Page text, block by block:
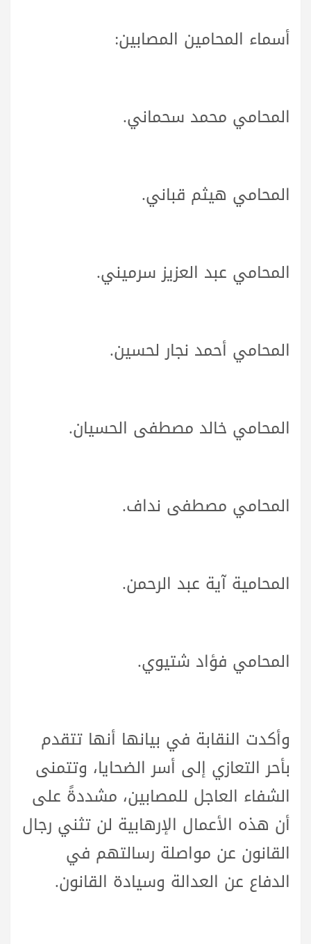
أسماء المحامين المصابين:
المحامي محمد سحماني.
المحامي هيثم قباني.
المحامي عبد العزيز سرميني.
المحامي أحمد نجار لحسين.
المحامي خالد مصطفى الحسيان.
المحامي مصطفى نداف.
المحامية آية عبد الرحمن.
المحامي فؤاد شتيوي.
وأكدت النقابة في بيانها أنها تتقدم
بأحر التعازي إلى أسر الضحايا، وتتمنى
الشفاء العاجل للمصابين، مشددةً على
أن هذه الأعمال الإرهابية لن تثني رجال
القانون عن مواصلة رسالتهم في
الدفاع عن العدالة وسيادة القانون.